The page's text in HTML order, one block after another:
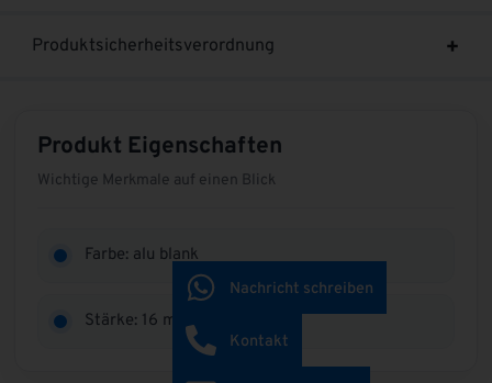
Produktsicherheitsverordnung
Produkt Eigenschaften
Wichtige Merkmale auf einen Blick
Farbe: alu blank
Stärke: 16 mm
Nachricht schreiben
Kontakt